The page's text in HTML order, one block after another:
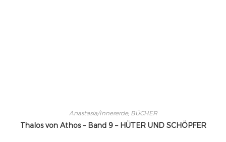
Anastasia/Innererde, BÜCHER
Thalos von Athos – Band 9 – HÜTER UND SCHÖPFER